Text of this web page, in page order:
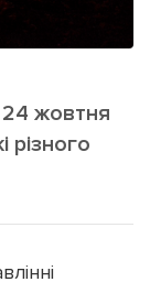
24 жовтня
різного